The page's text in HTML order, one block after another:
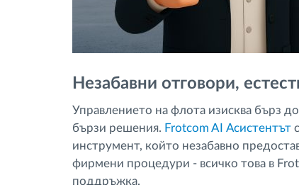
Незабавни отговори,
Управлението на флота изисква бърз
бързи решения. Frotcom AI Асистентът
инструмент, който незабавно
фирмени процедури - всичко това в
поддръжка.